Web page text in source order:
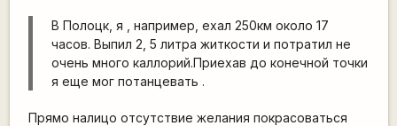
В Полоцк, я , например, ехал 250км около 17
часов. Выпил 2, 5 литра житкости и потратил не
очень много каллорий.Приехав до конечной точки
я еще мог потанцевать .
Прямо налицо отсутствие желания покрасоваться